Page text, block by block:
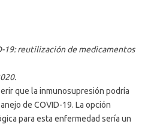
19: reutilización de medicamentos
que la inmunosupresión podría
de COVID-19. La opción
para esta enfermedad sería un